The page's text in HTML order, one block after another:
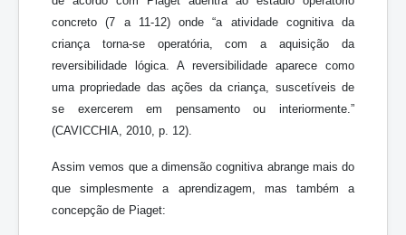
concreto (7 a 11-12) onde “a atividade cognitiva da
criança torna-se operatória, com a aquisição da
reversibilidade lógica. A reversibilidade aparece como
uma propriedade das ações da criança, suscetíveis de
se exercerem em pensamento ou interiormente.”
(CAVICCHIA, 2010, p. 12).
Assim vemos que a dimensão cognitiva abrange mais do
que simplesmente a aprendizagem, mas também a
concepção de Piaget: